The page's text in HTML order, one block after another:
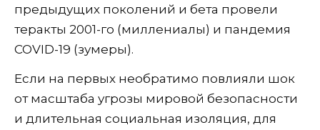
предыдущих поколений и бета провели
теракты 2001-го (миллениалы) и пандемия
COVID-19 (зумеры).
Если на первых необратимо повлияли шок
от масштаба угрозы мировой безопасности
и длительная социальная изоляция, для